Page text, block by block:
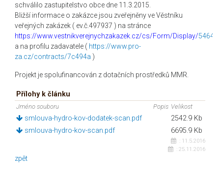
schválilo zastupitelstvo obce dne 11.3.2015.
Bližší informace o zakázce jsou zveřejněny ve Věstníku
veřejných zakázek ( ev.č.497937 ) na stránce
https://www.vestnikverejnychzakazek.cz/cs/Form/Display/
a na profilu zadavatele ( https://www.pro-
za.cz/contracts/7c494a )
Projekt je spolufinancován z dotačních prostředků MMR.
Přílohy k článku
Jméno souboru Popis Velikost
smlouva-hydro-kov-dodatek-scan.pdf
2542.9 Kb
smlouva-hydro-kov-scan.pdf
6695.9 Kb
: 11.5.2016
: 25.11.2016
zpět